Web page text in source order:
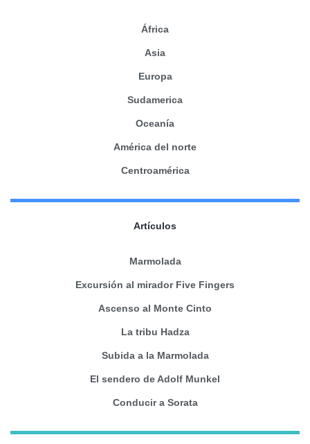
África
Asia
Europa
Sudamerica
Oceanía
América del norte
Centroamérica
Artículos
Marmolada
Excursión al mirador Five Fingers
Ascenso al Monte Cinto
La tribu Hadza
Subida a la Marmolada
El sendero de Adolf Munkel
Conducir a Sorata